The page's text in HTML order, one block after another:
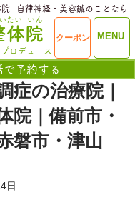
ME
体院 MENU
クーポン
で予約する
たい いん
ロデュース
​自律神経・美容鍼のことなら
症の治療院｜
院｜備前市・
磐市・津山
日